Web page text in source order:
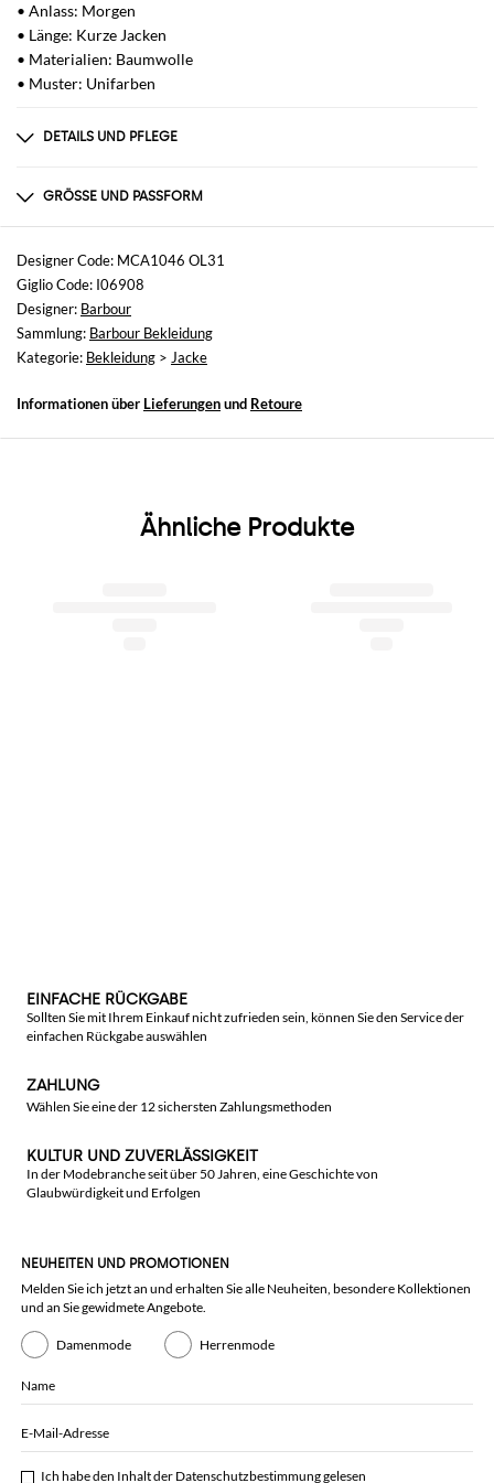
• Anlass: Morgen
• Länge: Kurze Jacken
• Materialien: Baumwolle
• Muster: Unifarben
DETAILS UND PFLEGE
nicht verfügbar
GRÖSSE UND PASSFORM
Größen
nicht verfügbar
Größe und Passform
Normale Passform
Designer Code: MCA1046 OL31
Giglio Code: I06908
Designer: Barbour
Sammlung: Barbour Bekleidung
Kategorie: Bekleidung > Jacke
Informationen über Lieferungenund Retoure
Ähnliche Produkte
EINFACHE RÜCKGABE
Sollten Sie mit Ihrem Einkauf nicht zufrieden sein, können Sie den Service der
einfachen Rückgabe auswählen
ZAHLUNG
Wählen Sie eine der 12 sichersten Zahlungsmethoden
KULTUR UND ZUVERLÄSSIGKEIT
In der Modebranche seit über 50 Jahren, eine Geschichte von
Glaubwürdigkeit und Erfolgen
NEUHEITEN UND PROMOTIONEN
Melden Sie ich jetzt an und erhalten Sie alle Neuheiten, besondere Kollektionen
und an Sie gewidmete Angebote.
Damenmode Herrenmode
Name
E-Mail-Adresse
Ich habe den Inhalt der Datenschutzbestimmunggelesen